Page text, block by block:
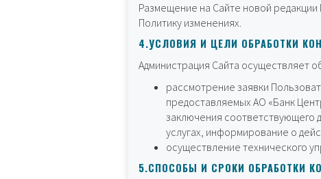
Размещение на Сайте новой
Политику изменениях.
4.УСЛОВИЯ И ЦЕЛИ ОБРАБОТКИ
Администрация Сайта осуществляет
рассмотрение заявки
предоставляемых АО «Банк
заключения соответствующего
услугах, информирование о
осуществление технического
5.СПОСОБЫ И СРОКИ ОБРАБОТКИ